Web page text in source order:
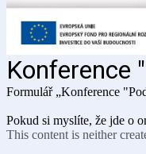
Konference
Formulář „Konference
Pokud si myslíte, že jde o
This content is neither